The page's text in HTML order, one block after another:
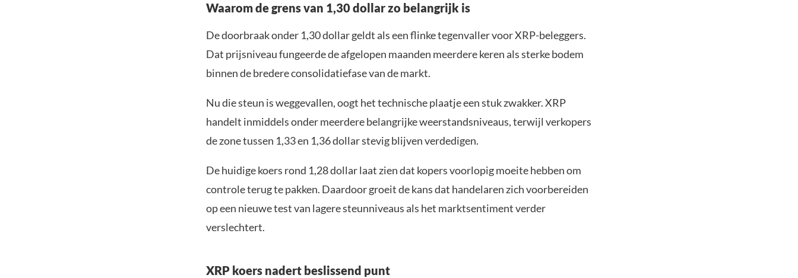
Waarom de grens van 1,30 dollar zo belangrijk is
De doorbraak onder 1,30 dollar geldt als een flinke tegenvaller voor XRP-beleggers.
Dat prijsniveau fungeerde de afgelopen maanden meerdere keren als sterke bodem
binnen de bredere consolidatiefase van de markt.
Nu die steun is weggevallen, oogt het technische plaatje een stuk zwakker. XRP
handelt inmiddels onder meerdere belangrijke weerstandsniveaus, terwijl verkopers
de zone tussen 1,33 en 1,36 dollar stevig blijven verdedigen.
De huidige koers rond 1,28 dollar laat zien dat kopers voorlopig moeite hebben om
controle terug te pakken. Daardoor groeit de kans dat handelaren zich voorbereiden
op een nieuwe test van lagere steunniveaus als het marktsentiment verder
verslechtert.
XRP koers nadert beslissend punt